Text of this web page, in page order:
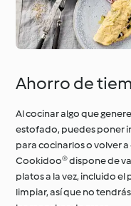
Ahorro de
Al cocinar algo que
estofado, puedes poner
para cocinarlos o volver
Cookidoo® dispone de
platos a la vez, incluido el
limpiar, así que no